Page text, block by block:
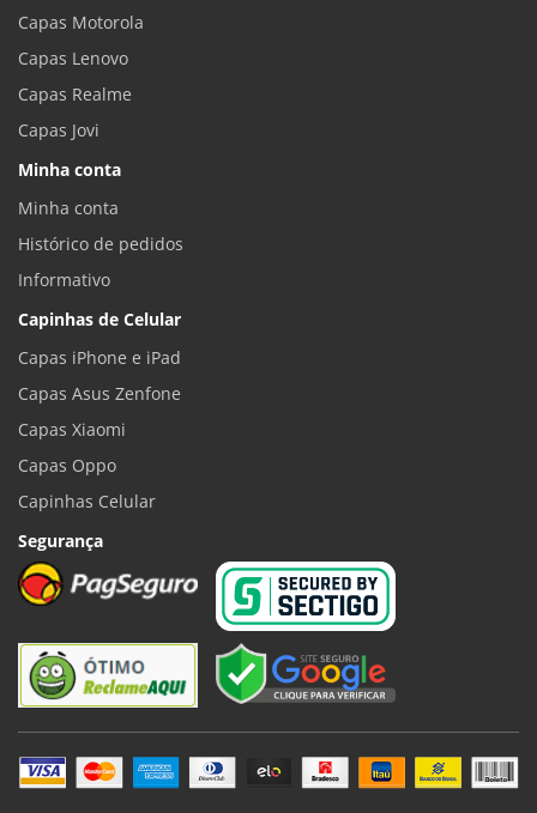
Capas Motorola
Capas Lenovo
Capas Realme
Capas Jovi
Minha conta
Minha conta
Histórico de pedidos
Informativo
Capinhas de Celular
Capas iPhone e iPad
Capas Asus Zenfone
Capas Xiaomi
Capas Oppo
Capinhas Celular
Segurança